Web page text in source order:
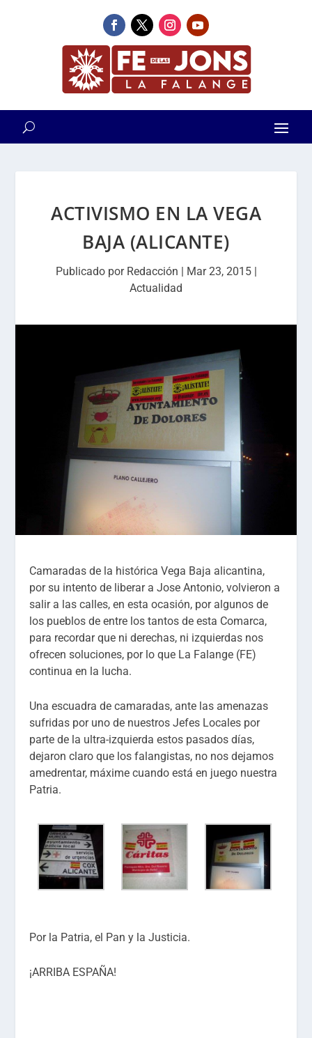
ACTIVISMO EN LA VEGA
BAJA (ALICANTE)
Publicado por Redacción | Mar 23, 2015|
Actualidad
Camaradas de la histórica Vega Baja alicantina,
por su intento de liberar a Jose Antonio, volvieron a
salir a las calles, en esta ocasión, por algunos de
los pueblos de entre los tantos de esta Comarca,
para recordar que ni derechas, ni izquierdas nos
ofrecen soluciones, por lo que La Falange (FE)
continua en la lucha.
Una escuadra de camaradas, ante las amenazas
sufridas por uno de nuestros Jefes Locales por
parte de la ultra-izquierda estos pasados días,
dejaron claro que los falangistas, no nos dejamos
amedrentar, máxime cuando está en juego nuestra
Patria.
Por la Patria, el Pan y la Justicia.
¡ARRIBA ESPAÑA!